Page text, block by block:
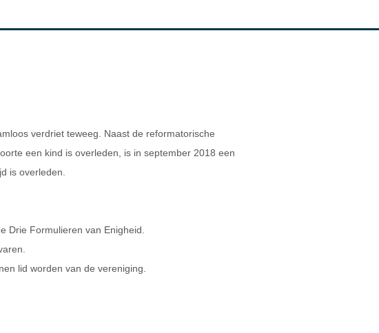
verdriet teweeg. Naast de reformatorische
een kind is overleden, is in september 2018 een
is overleden.
Drie Formulieren van Enigheid.
lid worden van de vereniging.